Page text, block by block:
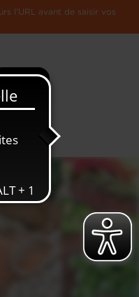
l'URL avant de saisir vos
Plus